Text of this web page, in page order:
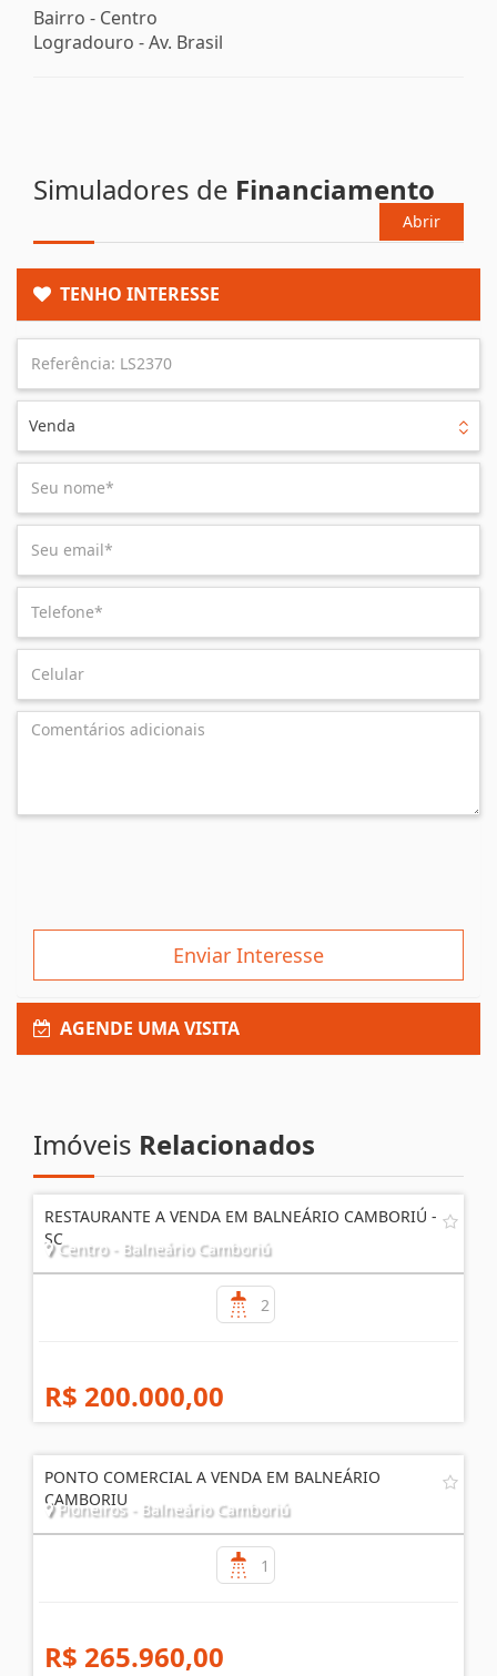
Bairro - Centro
Logradouro -Av. Brasil
Simuladores de Financiamento
Abrir
TENHO INTERESSE
Venda
Enviar Interesse
AGENDE UMA VISITA
Imóveis Relacionados
RESTAURANTE A VENDA EM BALNEÁRIO CAMBORIÚ -
SCCentro - Balneário Camboriú
2
R$ 200.000,00
PONTO COMERCIAL A VENDA EM BALNEÁRIO
CAMBORIU
Pioneiros - Balneário Camboriú
1
R$ 265.960,00